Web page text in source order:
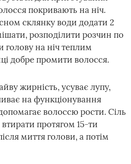
покривають на ніч.
склянку води додати 2
розподілити розчин по
голову на ніч теплим
добре промити волосся.
жирність, усуває лупу,
на функціонування
волоссю рости. Сіль
протягом 15-ти
миття голови, а потім